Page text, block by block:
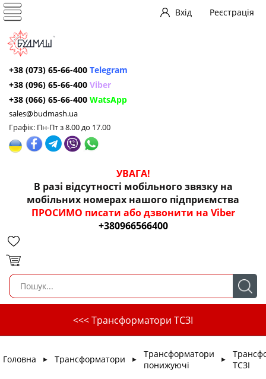
Вхід Реєстрація
+38 (073) 65-66-400 Telegram
+38 (096) 65-66-400 Viber
+38 (066) 65-66-400 WatsApp
sales@budmash.ua
Графік: Пн-Пт з 8.00 до 17.00
УВАГА!
В разі відсутності мобільного звязку на
мобільних номерах нашого підприємства
ПРОСИМО писати або дзвонити на Viber
+380966566400
<<< Трансформатори ТСЗІ
Головна ► Трансформатори ►
Трансформатори
понижуючі
►
ТСЗІ